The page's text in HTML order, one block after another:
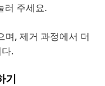
러 주세요.
며, 제거 과정에서 더
.
기